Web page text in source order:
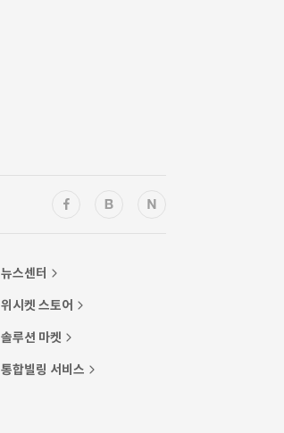
뉴스센터
위시켓 스토어
솔루션 마켓
통합빌링 서비스